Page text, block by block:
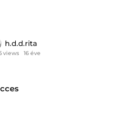
h.d.d.rita
views 16 éve